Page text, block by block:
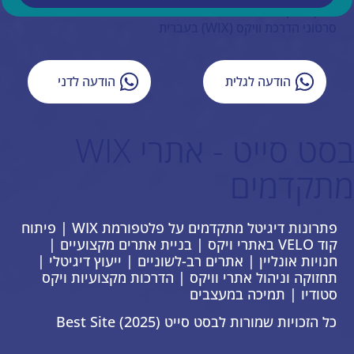
ייעוץ עסקי
הודעה לגלית הודעה לדני
פתרונות דיגיטל מתקדמים על פלטפורמת WIX | פיתוח
קוד VELO באתרי ויקס | בניית אתרים מקצועיים |
חנויות אונליין | אתרים רב-לשוניים | ייעוץ דיגיטלי |
תחזוקה וניהול אתרי וויקס | הדרכות מקצועיות ויקס
סטודיו | תמיכה במעצבים
כל הזכויות שמורות לבסט סייט Best Site (2025)